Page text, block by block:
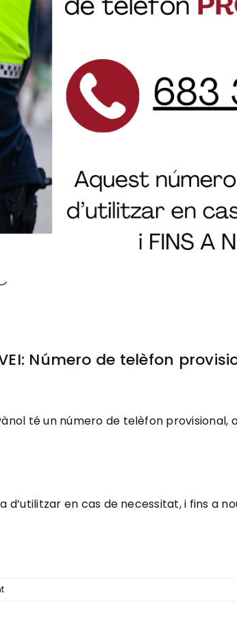
Número de telèfon
té un número de telèfon provisional,
d’utilitzar en cas de necessitat, i fins a